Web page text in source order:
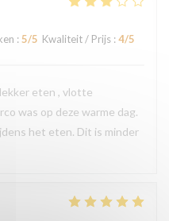
: 5/5 Kwaliteit / Prijs : 4/5
eten , vlotte
was op deze warme dag.
het eten. Dit is minder